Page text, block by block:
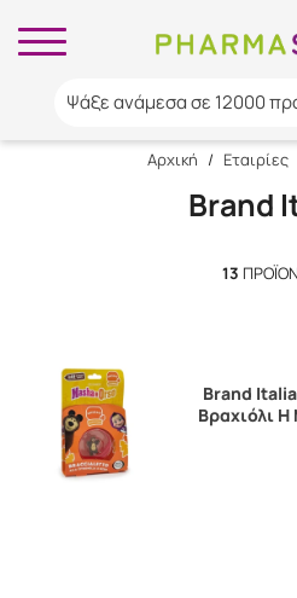
Ψάξε ανάμεσα σε 12000
Αρχική / Εταιρίες
Brand
13
Brand
Βραχιόλι